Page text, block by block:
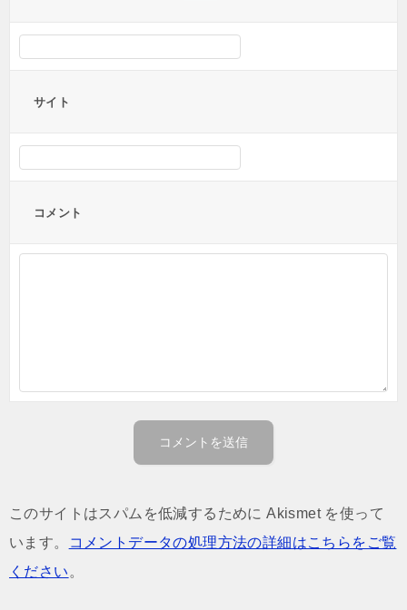
サイト
コメント
このサイトはスパムを低減するために Akismet を使って
います。
コメントデータの処理方法の詳細はこちらをご覧
ください 。